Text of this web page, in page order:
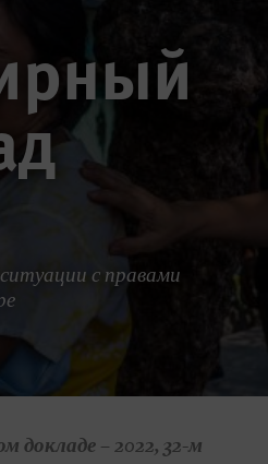
проявить себя,
стоит в
с правами
докладе – 2022, 32-м